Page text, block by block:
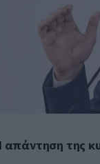
απάντηση της